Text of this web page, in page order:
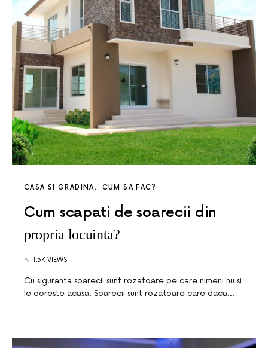
CASA SI GRADINA CUM SA FAC?
Cum scapati de soarecii din
propria locuinta?
1.5K VIEWS
Cu siguranta soarecii sunt rozatoare pe care nimeni nu si
le doreste acasa. Soarecii sunt rozatoare care daca…